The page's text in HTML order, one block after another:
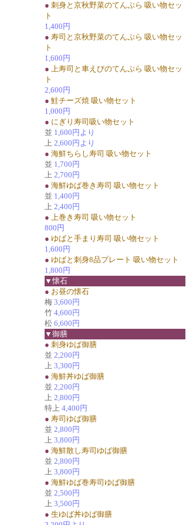
● 刺身と京秋野菜のてんぷら 吸い物セッ
ト
1,400円
● 寿司と京秋野菜のてんぷら 吸い物セッ
ト
1,600円
● 上寿司と車えびのてんぷら 吸い物セッ
ト
2,600円
● 鮭チーズ焼 吸い物セット
1,000円
● にぎり寿司吸い物セット
並 1,600円より
上 2,600円より
● 海鮮ちらし寿司 吸い物セット
並 1,700円
上 2,700円
● 海鮮ゆば巻き寿司 吸い物セット
並 1,400円
上 2,400円
● 上巻き寿司 吸い物セット
800円
● ゆばと手まり寿司 吸い物セット
1,600円
● ゆばと刺身8品プレート 吸い物セット
1,800円
▼懐石
● お昼の懐石
梅 3,600円
竹 4,600円
松 6,600円
▼御膳
● 刺身ゆば御膳
並 2,200円
上 3,300円
● 海鮮丼ゆば御膳
並 2,200円
上 2,800円
特上 4,400円
● 寿司ゆば御膳
並 2,800円
上 3,800円
● 海鮮散し寿司ゆば御膳
並 2,800円
上 3,800円
● 海鮮ゆば巻寿司ゆば御膳
並 2,500円
上 3,500円
● 生ゆば丼ゆば御膳